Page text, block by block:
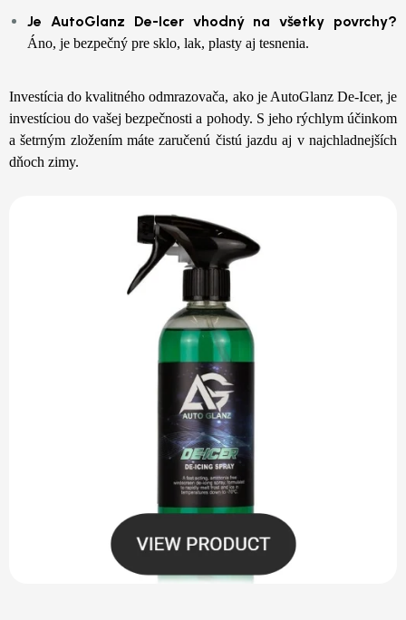
Je AutoGlanz De-Icer vhodný na všetky povrchy?
Áno, je bezpečný pre sklo, lak, plasty aj tesnenia.
Investícia do kvalitného odmrazovača, ako je AutoGlanz De-Icer, je
investíciou do vašej bezpečnosti a pohody. S jeho rýchlym účinkom
a šetrným zložením máte zaručenú čistú jazdu aj v najchladnejších
dňoch zimy.